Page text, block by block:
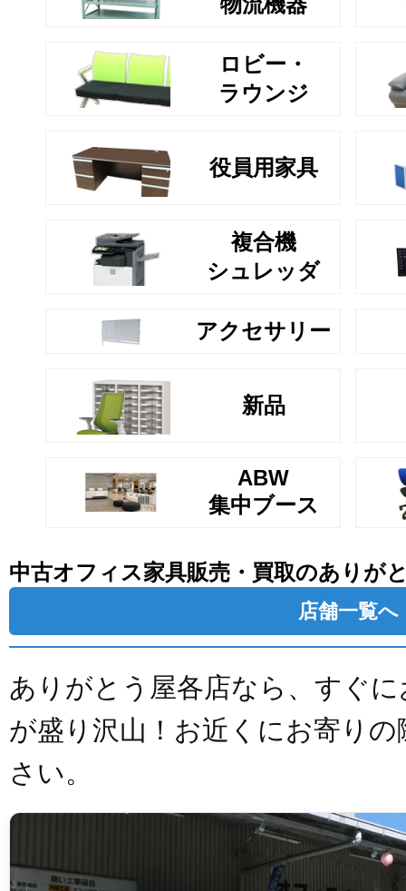
ロビー・
ラウンジ
役員用家具
複合機
シュレッダ
アクセサリー
新品
ABW
集中ブース
中古オフィス家具販売・買取のありが
店舗一覧へ
ありがとう屋各店なら、すぐ
が盛り沢山！お近くにお寄り
さい。